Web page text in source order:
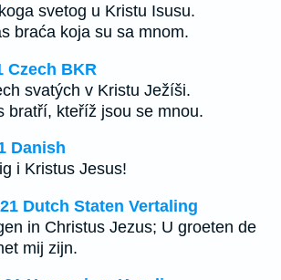
svetog u Kristu Isusu.
braća koja su sa mnom.
Czech BKR
svatých v Kristu Ježíši.
bratří, kteříž jsou se mnou.
Danish
i Kristus Jesus!
Dutch Staten Vertaling
in Christus Jezus; U groeten de
mij zijn.